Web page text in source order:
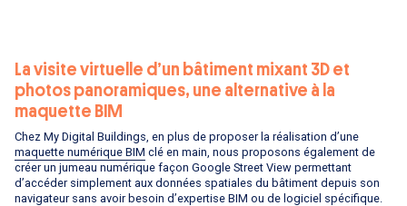
La visite virtuelle d’un bâtiment mixant 3D et
photos panoramiques, une alternative à la
maquette BIM
Chez My Digital Buildings, en plus de proposer la réalisation d’une
maquette numérique BIM clé en main, nous proposons également de
créer un jumeau numérique façon Google Street View permettant
d’accéder simplement aux données spatiales du bâtiment depuis son
navigateur sans avoir besoin d’expertise BIM ou de logiciel spécifique.